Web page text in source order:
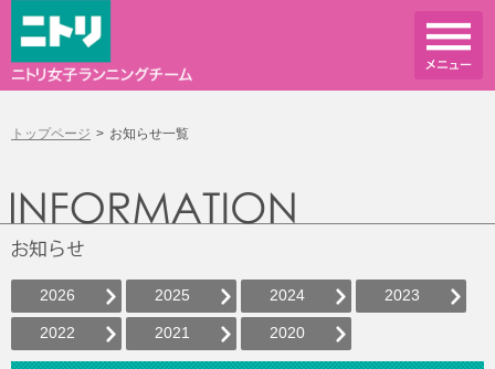
トップページ お知らせ一覧
2026 2025 2024 2023
2022 2021 2020